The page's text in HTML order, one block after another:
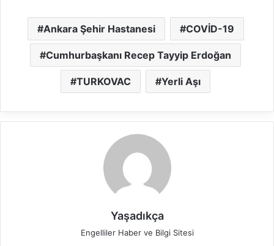
Ankara Şehir Hastanesi COVİD-19
Cumhurbaşkanı Recep Tayyip Erdoğan
TURKOVAC Yerli Aşı
Yaşadıkça
Engelliler Haber ve Bilgi Sitesi